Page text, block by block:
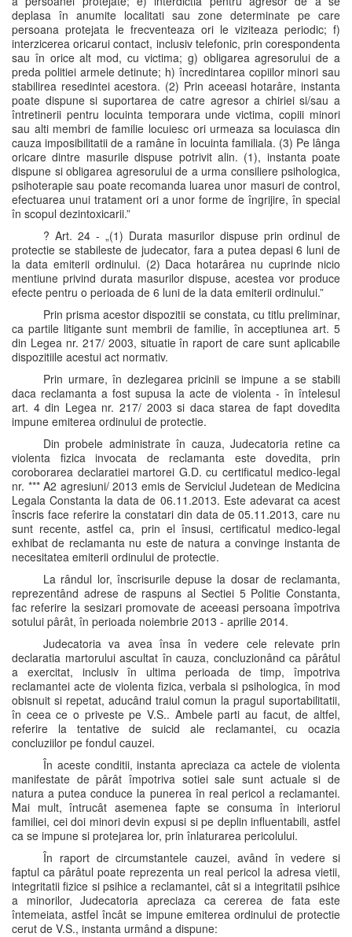
deplasa în anumite localitati sau zone determinate pe care
persoana protejata le frecventeaza ori le viziteaza periodic; f)
interzicerea oricarui contact, inclusiv telefonic, prin corespondenta
sau în orice alt mod, cu victima; g) obligarea agresorului de a
preda politiei armele detinute; h) încredintarea copiilor minori sau
stabilirea resedintei acestora. (2) Prin aceeasi hotarâre, instanta
poate dispune si suportarea de catre agresor a chiriei si/sau a
întretinerii pentru locuinta temporara unde victima, copiii minori
sau alti membri de familie locuiesc ori urmeaza sa locuiasca din
cauza imposibilitatii de a ramâne în locuinta familiala. (3) Pe lânga
oricare dintre masurile dispuse potrivit alin. (1), instanta poate
dispune si obligarea agresorului de a urma consiliere psihologica,
psihoterapie sau poate recomanda luarea unor masuri de control,
efectuarea unui tratament ori a unor forme de îngrijire, în special
în scopul dezintoxicarii.”
? Art. 24 - „(1) Durata masurilor dispuse prin ordinul de
protectie se stabileste de judecator, fara a putea depasi 6 luni de
la data emiterii ordinului. (2) Daca hotarârea nu cuprinde nicio
mentiune privind durata masurilor dispuse, acestea vor produce
efecte pentru o perioada de 6 luni de la data emiterii ordinului.”
Prin prisma acestor dispozitii se constata, cu titlu preliminar,
ca partile litigante sunt membrii de familie, în acceptiunea art. 5
din Legea nr. 217/ 2003, situatie în raport de care sunt aplicabile
dispozitiile acestui act normativ.
Prin urmare, în dezlegarea pricinii se impune a se stabili
daca reclamanta a fost supusa la acte de violenta - în întelesul
art. 4 din Legea nr. 217/ 2003 si daca starea de fapt dovedita
impune emiterea ordinului de protectie.
Din probele administrate în cauza, Judecatoria retine ca
violenta fizica invocata de reclamanta este dovedita, prin
coroborarea declaratiei martorei G.D. cu certificatul medico-legal
nr. *** A2 agresiuni/ 2013 emis de Serviciul Judetean de Medicina
Legala Constanta la data de 06.11.2013. Este adevarat ca acest
înscris face referire la constatari din data de 05.11.2013, care nu
sunt recente, astfel ca, prin el însusi, certificatul medico-legal
exhibat de reclamanta nu este de natura a convinge instanta de
necesitatea emiterii ordinului de protectie.
La rândul lor, înscrisurile depuse la dosar de reclamanta,
reprezentând adrese de raspuns al Sectiei 5 Politie Constanta,
fac referire la sesizari promovate de aceeasi persoana împotriva
sotului pârât, în perioada noiembrie 2013 - aprilie 2014.
Judecatoria va avea însa în vedere cele relevate prin
declaratia martorului ascultat în cauza, concluzionând ca pârâtul
a exercitat, inclusiv în ultima perioada de timp, împotriva
reclamantei acte de violenta fizica, verbala si psihologica, în mod
obisnuit si repetat, aducând traiul comun la pragul suportabilitatii,
în ceea ce o priveste pe V.S.. Ambele parti au facut, de altfel,
referire la tentative de suicid ale reclamantei, cu ocazia
concluziilor pe fondul cauzei.
În aceste conditii, instanta apreciaza ca actele de violenta
manifestate de pârât împotriva sotiei sale sunt actuale si de
natura a putea conduce la punerea în real pericol a reclamantei.
Mai mult, întrucât asemenea fapte se consuma în interiorul
familiei, cei doi minori devin expusi si pe deplin influentabili, astfel
ca se impune si protejarea lor, prin înlaturarea pericolului.
În raport de circumstantele cauzei, având în vedere si
faptul ca pârâtul poate reprezenta un real pericol la adresa vietii,
integritatii fizice si psihice a reclamantei, cât si a integritatii psihice
a minorilor, Judecatoria apreciaza ca cererea de fata este
întemeiata, astfel încât se impune emiterea ordinului de protectie
cerut de V.S., instanta urmând a dispune: